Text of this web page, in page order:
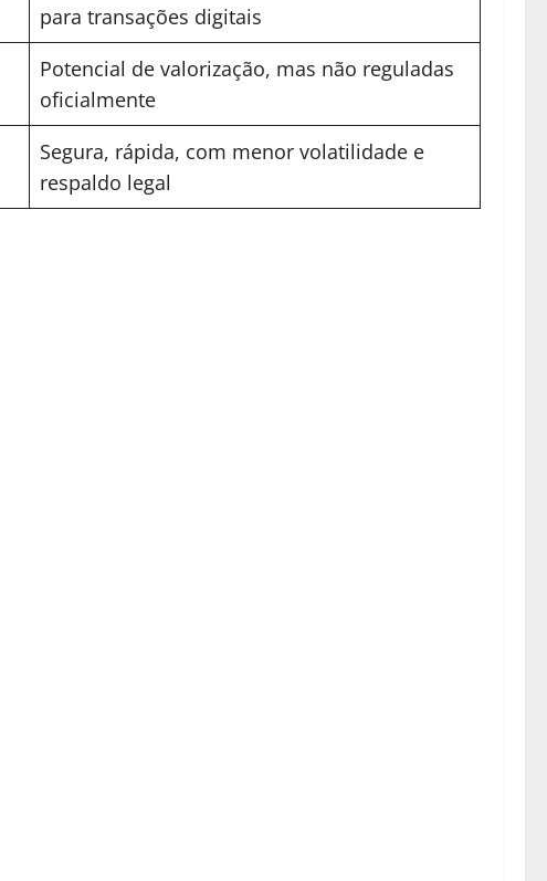
para transações digitais
Potencial de valorização, mas não reguladas
oficialmente
Segura, rápida, com menor volatilidade e
respaldo legal